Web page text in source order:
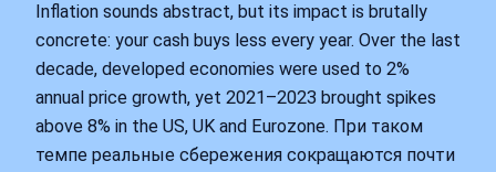
Inflation sounds abstract, but its impact is brutally
concrete: your cash buys less every year. Over the last
decade, developed economies were used to 2%
annual price growth, yet 2021–2023 brought spikes
above 8% in the US, UK and Eurozone. При таком
темпе реальные сбережения сокращаются почти